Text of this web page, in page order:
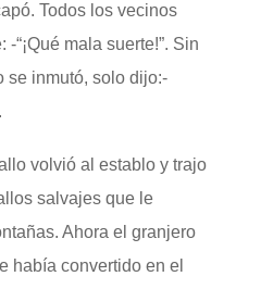
Todos los vecinos
“¡Qué mala suerte!”. Sin
se inmutó, solo dijo:-
volvió al establo y trajo
salvajes que le
Ahora el granjero
había convertido en el